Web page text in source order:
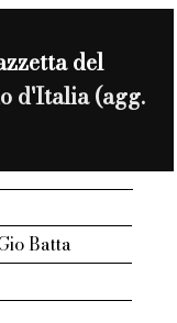
del
d'Italia (agg.
Batta